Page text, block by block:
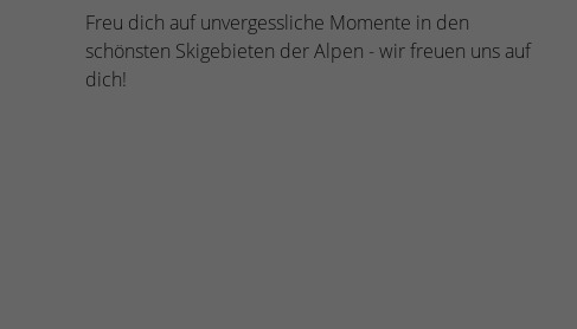
Freu dich auf unvergessliche Momente in den
schönsten Skigebieten der Alpen - wir freuen uns auf
dich!